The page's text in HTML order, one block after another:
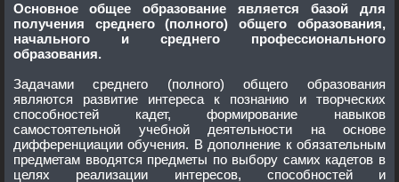
Основное общее образование является базой для
получения среднего (полного) общего образования,
начального и среднего профессионального
образования.
Задачами среднего (полного) общего образования
являются развитие интереса к познанию и творческих
способностей кадет, формирование навыков
самостоятельной учебной деятельности на основе
дифференциации обучения. В дополнение к обязательным
предметам вводятся предметы по выбору самих кадетов в
целях реализации интересов, способностей и